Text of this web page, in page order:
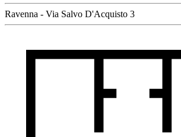
Ravenna - Via Salvo D'Acquisto 3